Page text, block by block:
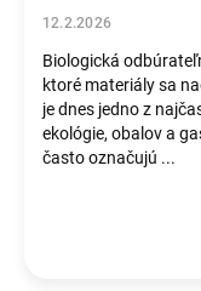
12.2.2026
Biologická
ktoré materiály sa
je dnes jedno z
ekológie, obalov a
často označujú ...